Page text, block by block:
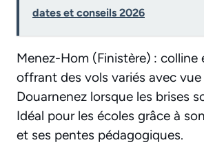
dates et conseils 2026
Menez-Hom (Finistère) : colline
offrant des vols variés avec vue
Douarnenez lorsque les brises
Idéal pour les écoles grâce à
et ses pentes pédagogiques.